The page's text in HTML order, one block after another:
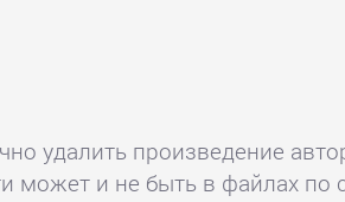
удалить произведение
может и не быть в файлах по